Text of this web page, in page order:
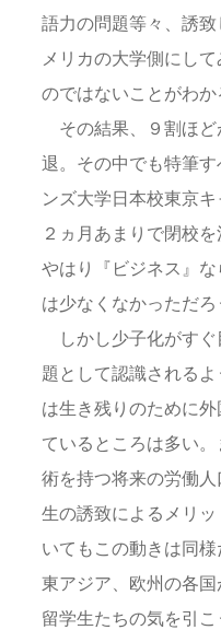
語力の問題等々、誘
メリカの大学側にし
のではないことがわか
その結果、９割ほど
退。その中でも特筆
ンズ大学日本校東京
２ヵ月あまりで閉校
やはり『ビジネス』
は少なくなかっただろ
しかし少子化がすぐ
題として認識される
は生き残りのために
ているところは多い
術を持つ将来の労働
生の誘致によるメリ
いてもこの動きは同様
東アジア、欧州の各
留学生たちの気を引